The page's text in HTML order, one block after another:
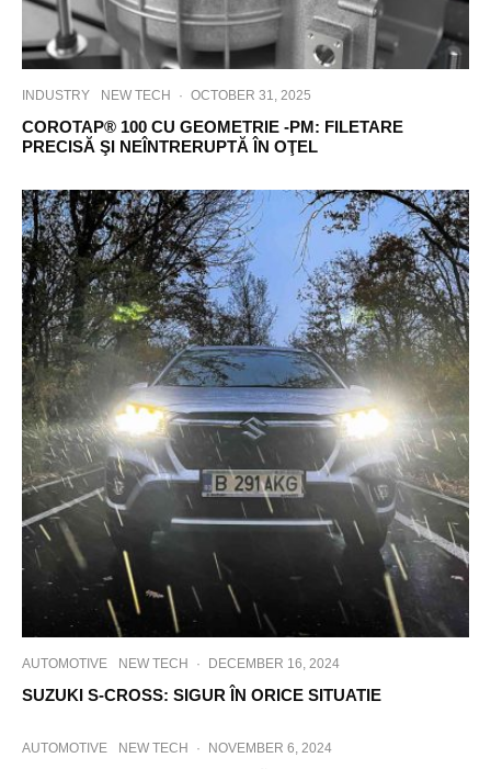
INDUSTRY NEW TECH · OCTOBER 31, 2025
COROTAP® 100 CU GEOMETRIE -PM: FILETARE
PRECISĂ ŞI NEÎNTRERUPTĂ ÎN OŢEL
AUTOMOTIVE NEW TECH · DECEMBER 16, 2024
SUZUKI S-CROSS: SIGUR ÎN ORICE SITUATIE
AUTOMOTIVE NEW TECH · NOVEMBER 6, 2024